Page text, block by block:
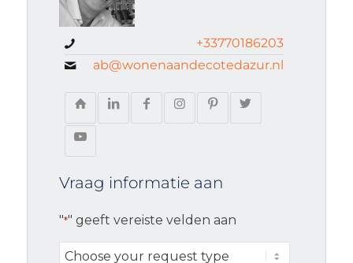
+33770186203
ab@wonenaandecotedazur.nl
Vraag informatie aan
"*" geeft vereiste velden aan
Choose